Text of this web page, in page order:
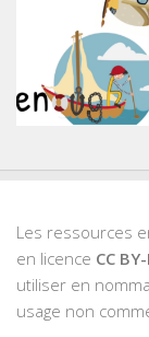
Les ressources
en licence CC
utiliser en
usage non